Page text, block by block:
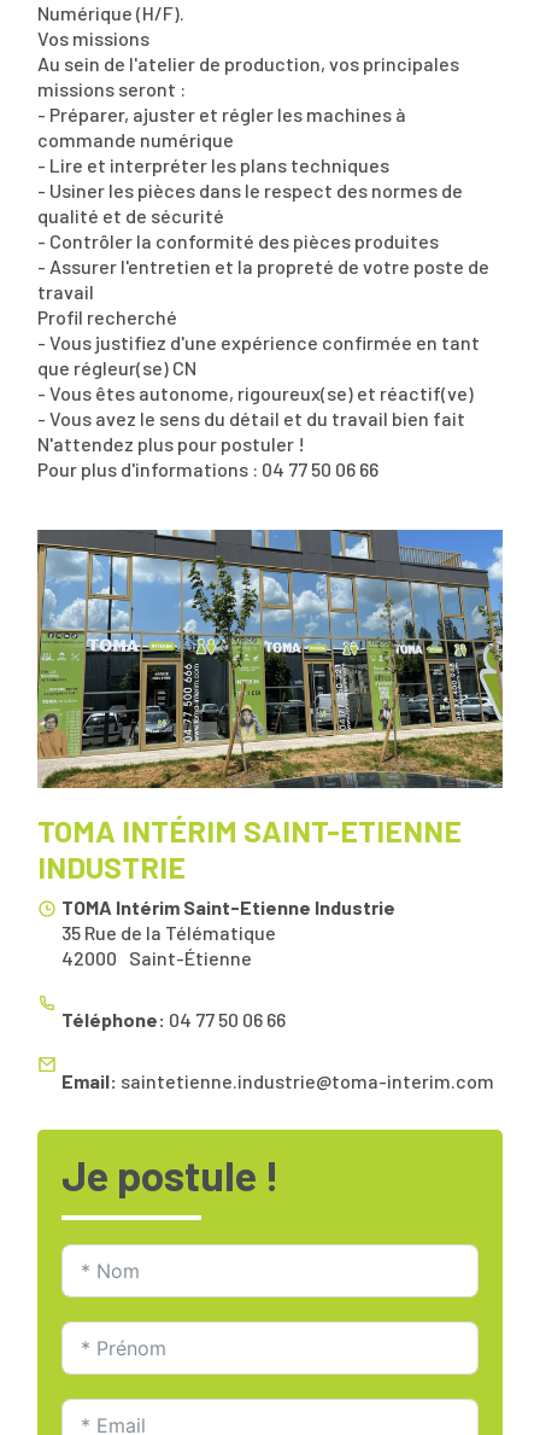
Numérique (H/F).
Vos missions
Au sein de l'atelier de production, vos principales
missions seront :
- Préparer, ajuster et régler les machines à
commande numérique
- Lire et interpréter les plans techniques
- Usiner les pièces dans le respect des normes de
qualité et de sécurité
- Contrôler la conformité des pièces produites
- Assurer l'entretien et la propreté de votre poste de
travail
Profil recherché
- Vous justifiez d'une expérience confirmée en tant
que régleur(se) CN
- Vous êtes autonome, rigoureux(se) et réactif(ve)
- Vous avez le sens du détail et du travail bien fait
N'attendez plus pour postuler !
Pour plus d'informations : 04 77 50 06 66
TOMA INTÉRIM SAINT-ETIENNE
INDUSTRIE
TOMA Intérim Saint-Etienne Industrie
35 Rue de la Télématique
Saint-Étienne
42000
Téléphone: 04 77 50 06 66
Email: saintetienne.industrie@toma-interim.com
Je postule !